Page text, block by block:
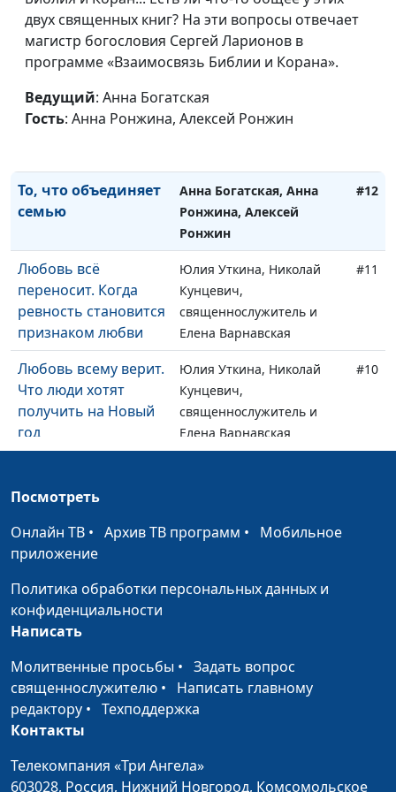
двух священных книг? На эти вопросы отвечает
магистр богословия Сергей Ларионов в
программе «Взаимосвязь Библии и Корана».
Ведущий: Анна Богатская
Гость: Анна Ронжина, Алексей Ронжин
духовные ценности
Гончар, магистр
богословия
Миссия врача и
миссия христианина
Анна Богатская, Нина
Пакулева, врач-педиатр
То, что объединяет
семью
Анна Богатская, Анна
Ронжина, Алексей
Ронжин
#12
Любовь всё
переносит. Когда
ревность становится
признаком любви
Юлия Уткина, Николай
Кунцевич,
священнослужитель и
Елена Варнавская
#11
Любовь всему верит.
Что люди хотят
получить на Новый
год
Юлия Уткина, Николай
Кунцевич,
священнослужитель и
Елена Варнавская
#10
где искать опору?
Мое прошлое
помогло мне стать
счастливым
Анна Богатская, Евгений
Прохожу сложные
времена с Богом
Как найти свое
предназначение?
Анна Богатская, Алина
Ронжина
Дистанционная
школа: технологии,
возможности,
преимущества
Анна Богатская, Татьяна
директора школы "Исток"
по дистанционному
Посмотреть
Онлайн ТВ • Архив ТВ программ • Мобильное
приложение
Политика обработки персональных данных и
конфиденциальности
Написать
Молитвенные просьбы • Задать вопрос
священнослужителю • Написать главному
редактору • Техподдержка
Контакты
Телекомпания «Три Ангела»
603028, Россия, Нижний Новгород, Комсомольское